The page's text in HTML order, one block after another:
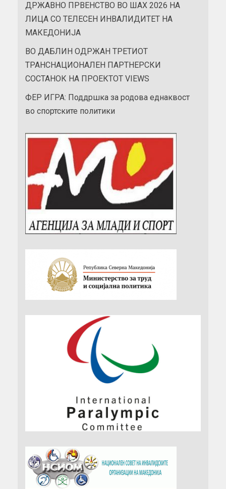
ДРЖАВНО ПРВЕНСТВО ВО ШАХ 2026 НА
ЛИЦА СО ТЕЛЕСЕН ИНВАЛИДИТЕТ НА
МАКЕДОНИЈА
ВО ДАБЛИН ОДРЖАН ТРЕТИОТ
ТРАНСНАЦИОНАЛЕН ПАРТНЕРСКИ
СОСТАНОК НА ПРОЕКТОТ VIEWS
ФЕР ИГРА: Поддршка за родова еднаквост
во спортските политики